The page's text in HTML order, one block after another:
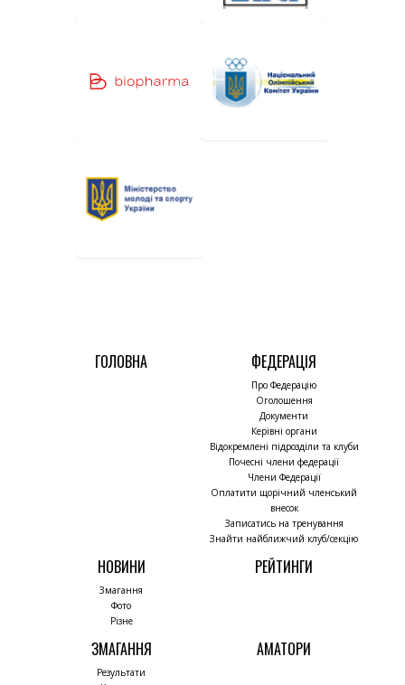
ГОЛОВНА ФЕДЕРАЦІЯ
Про Федерацію
Оголошення
Документи
Керівні органи
Відокремлені підрозділи та клуби
Почесні члени федерації
Члени Федерації
Оплатити щорічний членський
внесок
Записатись на тренування
Знайти найближчий клуб/секцію
НОВИНИ
Змагання
Фото
Різне
РЕЙТИНГИ
ЗМАГАННЯ
Результати
АМАТОРИ